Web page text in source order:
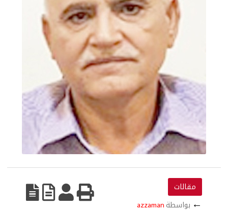
مقالات
← بواسطة azzaman